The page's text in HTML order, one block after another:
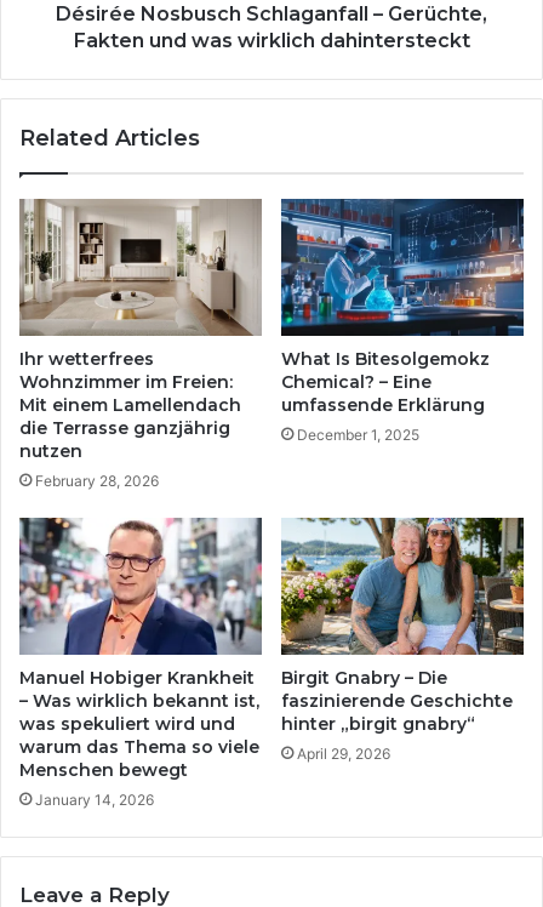
dahintersteckt
Désirée Nosbusch Schlaganfall – Gerüchte,
Fakten und was wirklich dahintersteckt
Related Articles
Ihr wetterfrees
Wohnzimmer im Freien:
Mit einem Lamellendach
die Terrasse ganzjährig
nutzen
February 28, 2026
What Is Bitesolgemokz
Chemical? – Eine
umfassende Erklärung
December 1, 2025
Manuel Hobiger Krankheit
– Was wirklich bekannt ist,
was spekuliert wird und
warum das Thema so viele
Menschen bewegt
January 14, 2026
Birgit Gnabry – Die
faszinierende Geschichte
hinter „birgit gnabry“
April 29, 2026
Leave a Reply